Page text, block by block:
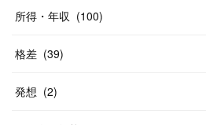
所得・年収 (100)
格差 (39)
発想 (2)